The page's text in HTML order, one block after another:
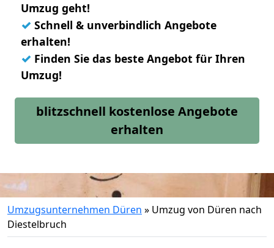
Umzug geht!
✓ Schnell & unverbindlich Angebote
erhalten!
✓ Finden Sie das beste Angebot für Ihren
Umzug!
blitzschnell kostenlose Angebote
erhalten
Umzugsunternehmen Düren » Umzug von Düren nach
Diestelbruch